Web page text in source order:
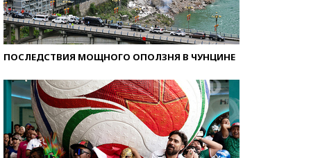
ПОСЛЕДСТВИЯ МОЩНОГО ОПОЛЗНЯ В ЧУНЦИНЕ